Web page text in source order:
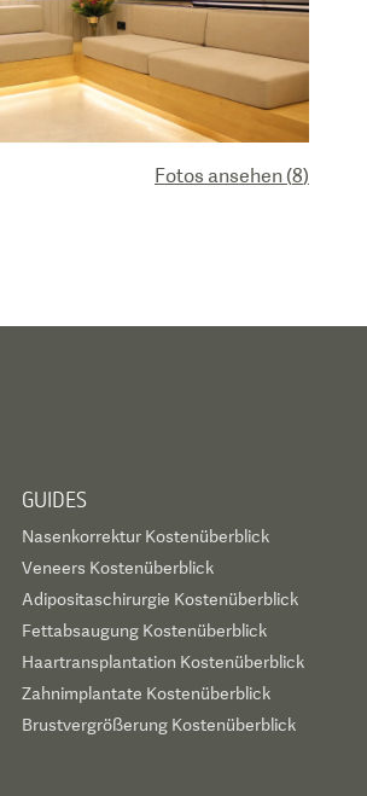
Fotos ansehen (8)
GUIDES
Nasenkorrektur Kostenüberblick
Veneers Kostenüberblick
Adipositaschirurgie Kostenüberblick
Fettabsaugung Kostenüberblick
Haartransplantation Kostenüberblick
Zahnimplantate Kostenüberblick
Brustvergrößerung Kostenüberblick